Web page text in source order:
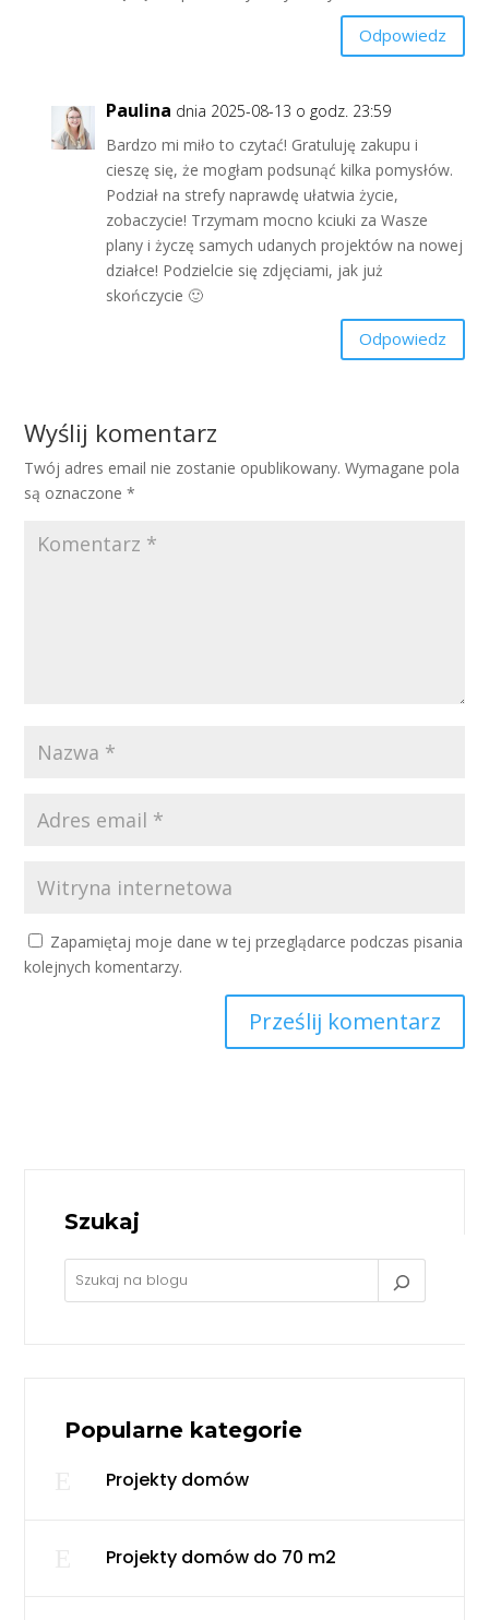
Odpowiedz
Paulina dnia 2025-08-13 o godz. 23:59
Bardzo mi miło to czytać! Gratuluję zakupu i
cieszę się, że mogłam podsunąć kilka pomysłów.
Podział na strefy naprawdę ułatwia życie,
zobaczycie! Trzymam mocno kciuki za Wasze
plany i życzę samych udanych projektów na nowej
działce! Podzielcie się zdjęciami, jak już
skończycie 🙂
Odpowiedz
Wyślij komentarz
Twój adres email nie zostanie opublikowany. Wymagane pola
są oznaczone*
Zapamiętaj moje dane w tej przeglądarce podczas pisania
kolejnych komentarzy.
Prześlij komentarz
Szukaj
Popularne kategorie
Projekty domów
Projekty domów do 70 m2